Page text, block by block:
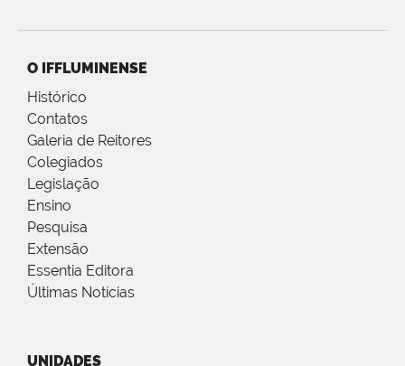
O IFFLUMINENSE
Histórico
Contatos
Galeria de Reitores
Colegiados
Legislação
Ensino
Pesquisa
Extensão
Essentia Editora
Últimas Notícias
UNIDADES